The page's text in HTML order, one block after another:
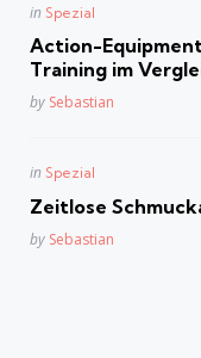
Posted
in Spezial
Action-
Training im
Posted
by Sebastian
Posted
in Spezial
Zeitlose
Posted
by Sebastian